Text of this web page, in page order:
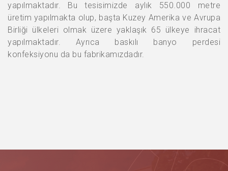
yapılmaktadır. Bu tesisimizde aylık 550.000 metre
üretim yapılmakta olup, başta Kuzey Amerika ve Avrupa
Birliği ülkeleri olmak üzere yaklaşık 65 ülkeye ihracat
yapılmaktadır. Ayrıca baskılı banyo perdesi
konfeksiyonu da bu fabrikamızdadır.